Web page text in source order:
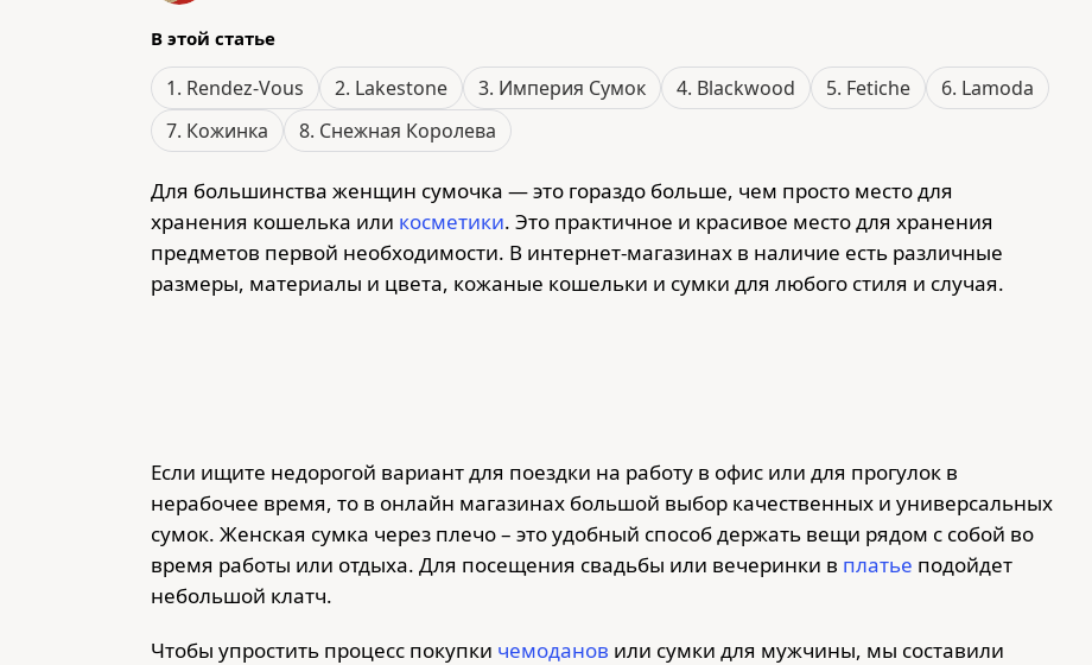
В этой статье
1. Rendez-Vous 2. Lakestone 3. Империя Сумок 4. Blackwood 5. Fetiche
6. Lamoda
7. Кожинка
8. Снежная Королева
Для большинства женщин сумочка — это гораздо больше, чем просто место для
хранения кошелька или косметики. Это практичное и красивое место для хранения
предметов первой необходимости. В интернет-магазинах в наличие есть различные
размеры, материалы и цвета, кожаные кошельки и сумки для любого стиля и случая.
Если ищите недорогой вариант для поездки на работу в офис или для прогулок в
нерабочее время, то в онлайн магазинах большой выбор качественных и универсальных
сумок. Женская сумка через плечо – это удобный способ держать вещи рядом с собой во
время работы или отдыха. Для посещения свадьбы или вечеринки в платье подойдет
небольшой клатч.
Чтобы упростить процесс покупки чемоданов или сумки для мужчины, мы составили